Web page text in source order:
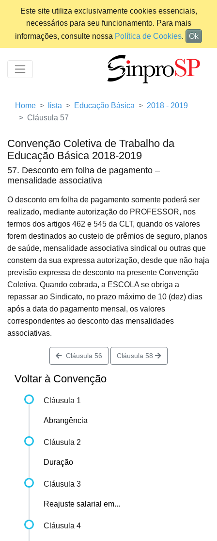
Este site utiliza exclusivamente cookies essenciais,
necessários para seu funcionamento. Para mais
informações, consulte nossa Política de Cookies. Ok
Home lista Educação Básica
2018 - 2019
Cláusula 57
Convenção Coletiva de Trabalho da
Educação Básica 2018-2019
57. Desconto em folha de pagamento –
mensalidade associativa
O desconto em folha de pagamento somente poderá ser
realizado, mediante autorização do PROFESSOR, nos
termos dos artigos 462 e 545 da CLT, quando os valores
forem destinados ao custeio de prêmios de seguro, planos
de saúde, mensalidade associativa sindical ou outras que
constem da sua expressa autorização, desde que não haja
previsão expressa de desconto na presente Convenção
Coletiva. Quando cobrada, a ESCOLA se obriga a
repassar ao Sindicato, no prazo máximo de 10 (dez) dias
após a data do pagamento mensal, os valores
correspondentes ao desconto das mensalidades
associativas.
Cláusula 56 Cláusula 58
Voltar à Convenção
Cláusula 1
Abrangência
Cláusula 2
Duração
Cláusula 3
Reajuste salarial em...
Cláusula 4